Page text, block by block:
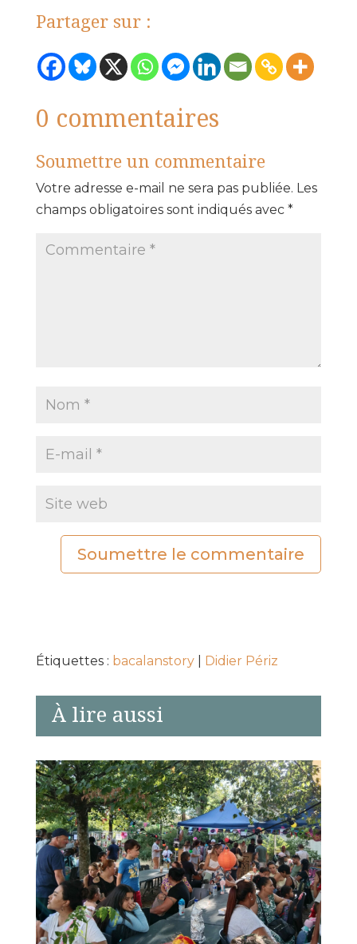
Partager sur :
0 commentaires
Soumettre un commentaire
Votre adresse e-mail ne sera pas publiée. Les
champs obligatoires sont indiqués avec *
Soumettre le commentaire
Étiquettes : bacalanstory| Didier Périz
À lire aussi